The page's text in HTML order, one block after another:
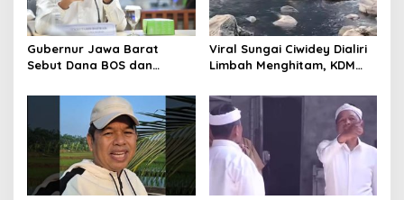
Gubernur Jawa Barat
Sebut Dana BOS dan
Operasional Sekolah
Viral Sungai Ciwidey Dialiri
Limbah Menghitam, KDM
Pelaku